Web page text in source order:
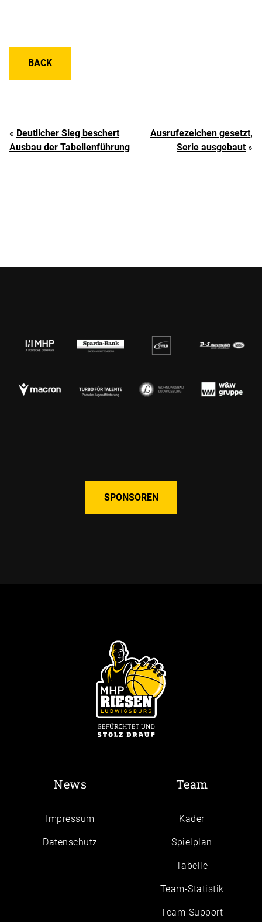
BACK
« Deutlicher Sieg beschert
Ausbau der Tabellenführung
Ausrufezeichen gesetzt,
Serie ausgebaut»
SPONSOREN
News
Impressum
Daten­schutz
Team
Kader
Spielplan
Tabelle
Team-Statistik
Team-Support